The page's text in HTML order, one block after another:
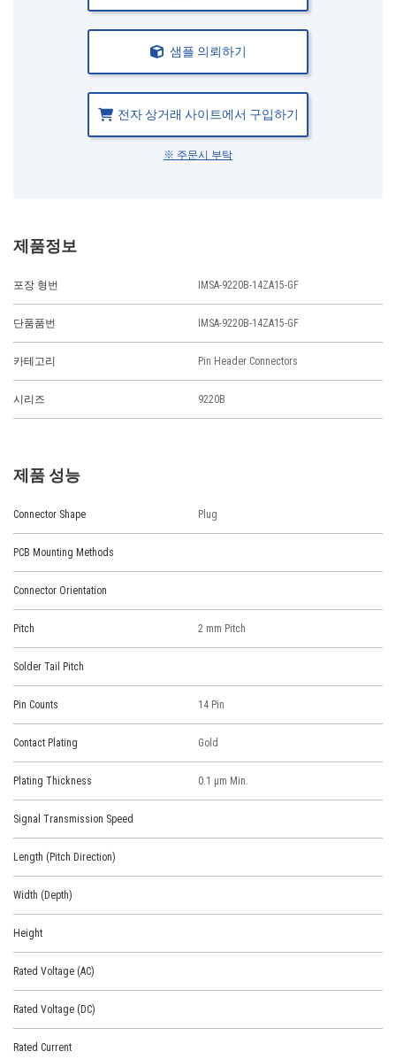
샘플 의뢰하기
전자 상거래 사이트에서 구입하기
※ 주문시 부탁
제품정보
포장 형번 IMSA-9220B-14ZA15-GF
단품품번 IMSA-9220B-14ZA15-GF
카테고리 Pin Header Connectors
시리즈 9220B
제품 성능
Connector Shape Plug
PCB Mounting Methods
Connector Orientation
Pitch 2 mm Pitch
Solder Tail Pitch
Pin Counts 14 Pin
Contact Plating Gold
Plating Thickness 0.1 μm Min.
Signal Transmission Speed
Length (Pitch Direction)
Width (Depth)
Height
Rated Voltage (AC)
Rated Voltage (DC)
Rated Current